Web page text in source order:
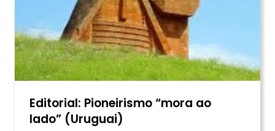
Editorial: Pioneirismo “mora ao
lado” (Uruguai)